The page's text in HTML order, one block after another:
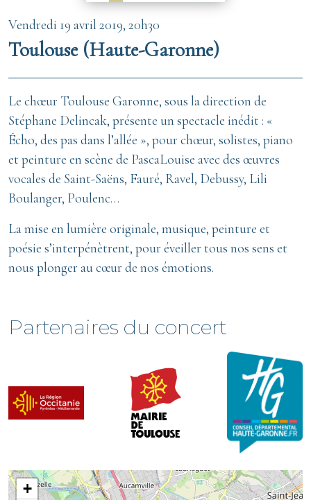
Vendredi 19 avril 2019, 20h30
Toulouse (Haute-Garonne)
Le chœur Toulouse Garonne, sous la direction de
Stéphane Delincak, présente un spectacle inédit : «
Écho, des pas dans l’allée », pour chœur, solistes, piano
et peinture en scène de PascaLouise avec des œuvres
vocales de Saint-Saëns, Fauré, Ravel, Debussy, Lili
Boulanger, Poulenc…
La mise en lumière originale, musique, peinture et
poésie s’interpénètrent, pour éveiller tous nos sens et
nous plonger au cœur de nos émotions.
Partenaires du concert
+